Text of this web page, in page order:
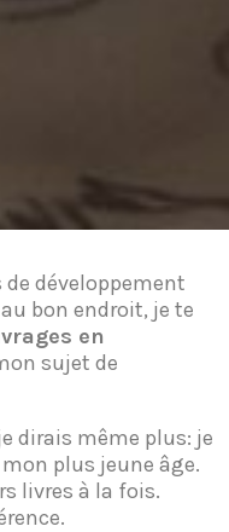
développement
bon endroit, je te
en
sujet de
dirais même plus: je
plus jeune âge.
livres à la fois.